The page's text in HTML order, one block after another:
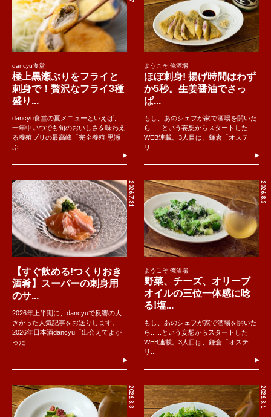
dancyu食堂
極上黒瀬ぶりをフライと
刺身で！贅沢なフライ3種
盛り...
dancyu食堂の夏メニューといえば、
一年中いつでも旬のおいしさを味わえ
る養殖ブリの最高峰「完全養殖 黒瀬
ぶ..
ようこそ!俺酒場
ほぼ刺身! 揚げ時間はわず
か5秒。生姜醤油でさっ
ぱ...
もし、あのシェフが家で酒場を開いた
ら......という妄想からスタートした
WEB連載。3人目は、鎌倉「オステ
リ...
2026.7.31
【すぐ飲める!つくりおき
酒肴】スーパーの刺身用
のサ...
2026年上半期に、dancyuで反響の大
きかった人気記事をお送りします。
2026年日本酒dancyu「出会えてよか
った...
2026.8.5
ようこそ!俺酒場
野菜、チーズ、オリーブ
オイルの三位一体感に唸
る!塩...
もし、あのシェフが家で酒場を開いた
ら......という妄想からスタートした
WEB連載。3人目は、鎌倉「オステ
リ...
2026.8.3 2026.8.1